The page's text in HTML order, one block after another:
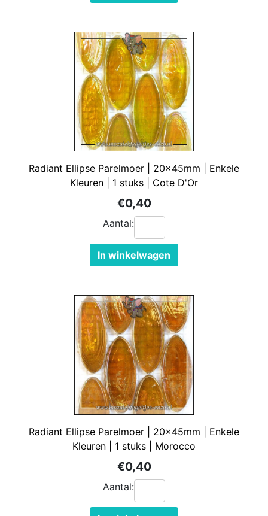
Radiant Ellipse Parelmoer | 20x45mm | Enkele
Kleuren | 1 stuks | Cote D'Or
€0,40
Aantal:
In winkelwagen
Radiant Ellipse Parelmoer | 20x45mm | Enkele
Kleuren | 1 stuks | Morocco
€0,40
Aantal: